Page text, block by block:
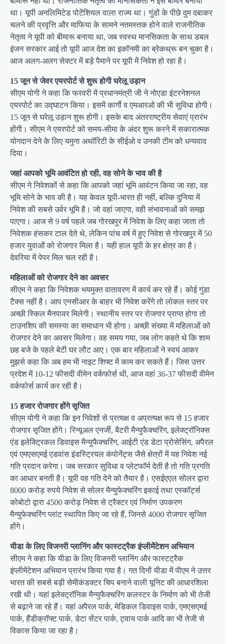
था। यूपी अनलिमिटेड पोटेंशियल वाला राज्य था। गुंडों के पीछे दुम दबाकर
चलने की प्रवृत्ति और माफिया के सामने नतमस्तक होने वाले राजनीतिक
नेतृत्व ने यूपी को बीमारू बनाया था, जब स्वस्थ मानसिकता के साथ डबल
इंजन सरकार आई तो यूपी आज देश का इकॉनमी का ब्रेकथ्रू बन चुका है।
आज अलग-अलग सेक्टर में बड़े पैमाने पर यूपी में निवेश हो रहा है।
15 जून से जेवर एयरपोर्ट से शुरू होगी घरेलू उड़ान
सीएम योगी ने कहा कि फरवरी में प्रधानमंत्री जी ने नोएडा इंटरनेशनल
एयरपोर्ट का उद्घाटन किया। इसमें कार्गो व एमआरओ की भी सुविधा होगी।
15 जून से घरेलू उड़ान शुरू होगी। इसके बाद अंतरराष्ट्रीय सेवाएं प्रारंभ
होंगी। सीएम ने एयरपोर्ट को समय-सीमा के अंदर शुरू करने में सकारात्मक
योगदान देने के लिए यमुना अथॉरिटी के सीईओ व उनकी टीम को धन्यवाद
दिया।
जहां आपको भूमि आवंटित हो रही, वह सोने के भाव की है
सीएम ने निवेशकों से कहा कि आपको जहां भूमि आवंटन किया जा रहा, वह
भूमि सोने के भाव की है। यह केवल यूपी-भारत ही नहीं, बल्कि दुनिया में
निवेश की सबसे उर्वर भूमि है। जो वहां जाएगा, वही संभावनाओं को समझ
पाएगा। आज से 9 वर्ष पहले जब गोरखपुर में निवेश के लिए कहा जाता तो
निवेशक हंसकर टाल देते थे, लेकिन पांच वर्ष में हुए निवेश से गोरखपुर में 50
हजार युवाओं को रोजगार मिला है। यही हाल यूपी के हर क्षेत्र का है।
देवरिया में पेपर मिल चल रही है।
महिलाओं को रोजगार देने का अवसर
सीएम ने कहा कि निवेशक भयमुक्त वातावरण में कार्य कर रहे हैं। कोई गुंडा
टैक्स नहीं है। आप एनसीआर के बाहर भी निवेश करेंगे तो लोकल स्तर पर
अच्छी स्किल मैनपावर मिलेगी। स्थानीय स्तर पर रोजगार प्राप्त होगा तो
टाउनशिप की समस्या का समाधान भी होगा। अच्छी संख्या में महिलाओं को
रोजगार देने का अवसर मिलेगा। वह समय गया, जब लोग कहते थे कि शाम
छह बजे के पहले बेटी घर लौट आए। एक बार महिलाओं ने स्वयं आकर
मुझसे कहा कि अब हम भी नाइट शिफ्ट में काम कर सकते हैं। जिस उत्तर
प्रदेश में 10-12 फीसदी वीमेन वर्कफोर्स थी, आज वहां 36-37 फीसदी वीमेन
वर्कफोर्स कार्य कर रही है।
15 हजार रोजगार होंगे सृजित
सीएम योगी ने कहा कि इन निवेशों से प्रत्यक्ष व अप्रत्यक्ष रूप से 15 हजार
रोजगार सृजित होंगे। रिन्यूअल एनर्जी, बैटरी मैन्युफैक्चरिंग, इलेक्ट्रॉनिक्स
एंड इलेक्ट्रिकल डिवाइस मैन्युफैक्चरिंग, आईटी एंड डेटा प्रोसेसिंग, अपैरल
एवं एमएसएमई एडवांस इंडस्ट्रियल कंपोनेंट्स जैसे क्षेत्रों में यह निवेश नई
गति प्रदान करेगा। जब सरकार सुविधा व प्लेटफॉर्म देती है तो गति प्रगति
का आधार बनती है। यूपी वह गति देने को तैयार है। एसईएएल सोलर द्वारा
8000 करोड़ रुपये निवेश से सोलर मैन्युफेक्चरिंग इकाई तथा एस्कॉर्ट्स
कोबोटो द्वारा 4500 करोड़ निवेश से ट्रैक्टर एवं निर्माण उपकरण
मैन्युफेक्चरिंग प्लांट स्थापित किए जा रहे हैं, जिनसे 4000 रोजगार सृजित
होंगे।
यीडा के लिए विजनरी प्लानिंग और फास्टट्रैक इंप्लीमेंटेशन अभियान
सीएम ने कहा कि यीडा के लिए विजनरी प्लानिंग और फास्टट्रैक
इंप्लीमेंटेशन अभियान प्रारंभ किया गया है। गत दिनों यीडा में पीएम ने उत्तर
भारत की सबसे बड़ी सेमीकंडक्टर चिप बनाने वाली यूनिट की आधारशिला
रखी थी। यहां इलेक्ट्रॉनिक मैन्युफैक्चरिंग कलस्टर के निर्माण को भी तेजी
से बढ़ाने जा रहे हैं। यहां अपैरल पार्क, मेडिकल डिवाइस पार्क, एमएसएमई
पार्क, हैंडीक्रॉफ्ट पार्क, डेटा सेंटर पार्क, ट्वाय पार्क आदि का भी तेजी से
विकास किया जा रहा है।